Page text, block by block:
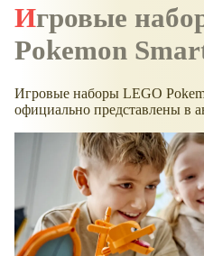
Игровые наборы LEGO
Pokemon
Игровые наборы LEGO
официально представлены в